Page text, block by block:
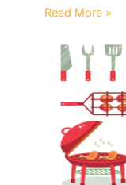
Read More »